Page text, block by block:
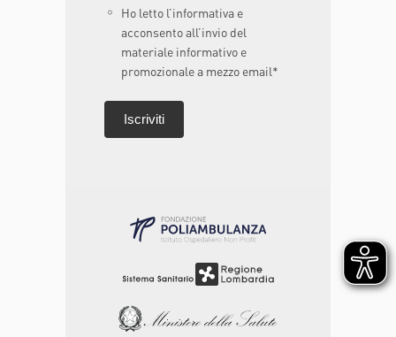
Ho letto l’informativa e
acconsento all’invio del
materiale informativo e
promozionale a mezzo email*